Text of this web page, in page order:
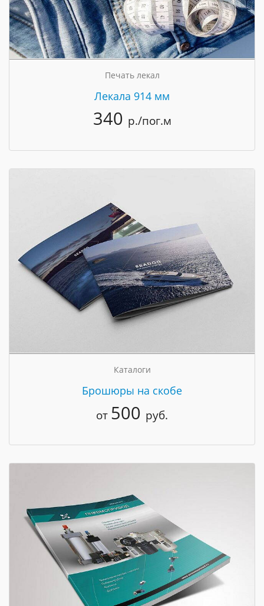
Печать лекал
Лекала 914 мм
340 р./пог.м
Каталоги
Брошюры на скобе
от 500 руб.